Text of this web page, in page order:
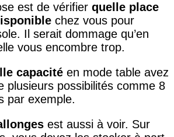
est de vérifier quelle place
chez vous pour
Il serait dommage qu’en
vous encombre trop.
capacité en mode table avez
plusieurs possibilités comme 8
par exemple.
est aussi à voir. Sur